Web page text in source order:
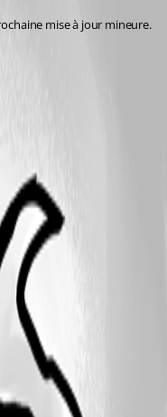
  C'est maintenant corrigé et ça sera dans la prochaine mise à jour mineure.